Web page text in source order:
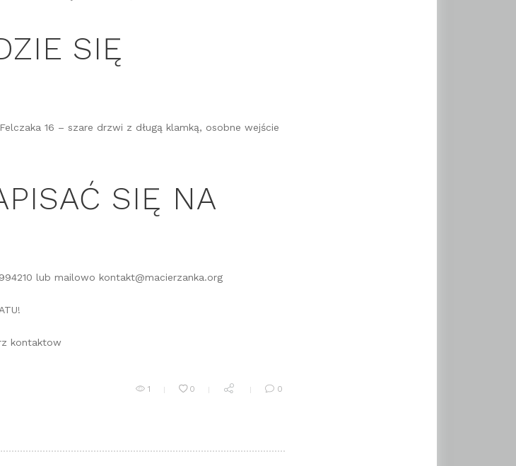
SIĘ
16 – szare drzwi z długą klamką, osobne wejście
SIĘ NA
lub mailowo kontakt@macierzanka.org
kontaktow
1 0 0